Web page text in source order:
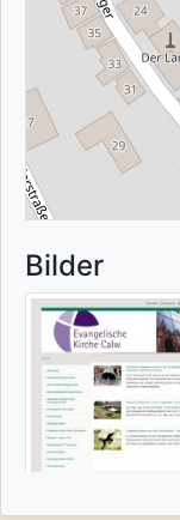
Bilder